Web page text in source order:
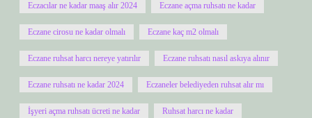
Eczacılar ne kadar maaş alır 2024 Eczane açma ruhsatı ne kadar
Eczane cirosu ne kadar olmalı Eczane kaç m2 olmalı
Eczane ruhsat harcı nereye yatırılır Eczane ruhsatı nasıl askıya alınır
Eczane ruhsatı ne kadar 2024 Eczaneler belediyeden ruhsat alır mı
İşyeri açma ruhsatı ücreti ne kadar Ruhsat harcı ne kadar